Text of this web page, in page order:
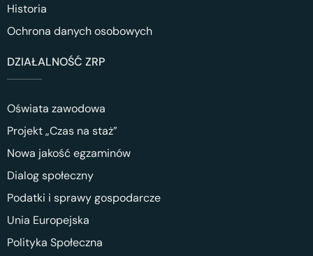
Historia
Ochrona danych osobowych
DZIAŁALNOŚĆ ZRP
Oświata zawodowa
Projekt „Czas na staż”
Nowa jakość egzaminów
Dialog społeczny
Podatki i sprawy gospodarcze
Unia Europejska
Polityka Społeczna